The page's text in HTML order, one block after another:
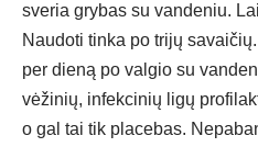
sve­ria gry­bas su van­de­niu.
Nau­do­ti tin­ka po tri­jų
per die­ną po val­gio su
vė­ži­nių, in­fek­ci­nių li­gų
o gal tai tik pla­ce­bas.